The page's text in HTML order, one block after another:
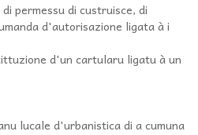
permessu di custruisce, di
d'autorisazione ligata à i
d'un cartularu ligatu à un
lucale d'urbanistica di a cumuna